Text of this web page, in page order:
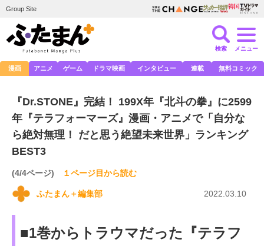
Group Site
検索 メニュー
漫画 アニメ ゲーム ドラマ映画 インタビュー 連載 無料コミック
『Dr.STONE』完結！ 199X年『北斗の拳』に2599
年『テラフォーマーズ』漫画・アニメで「自分な
ら絶対無理！ だと思う絶望未来世界」ランキング
BEST3
(4/4ページ) １ページ目から読む
ふたまん＋編集部 2022.03.10
■1巻からトラウマだった『テラフ